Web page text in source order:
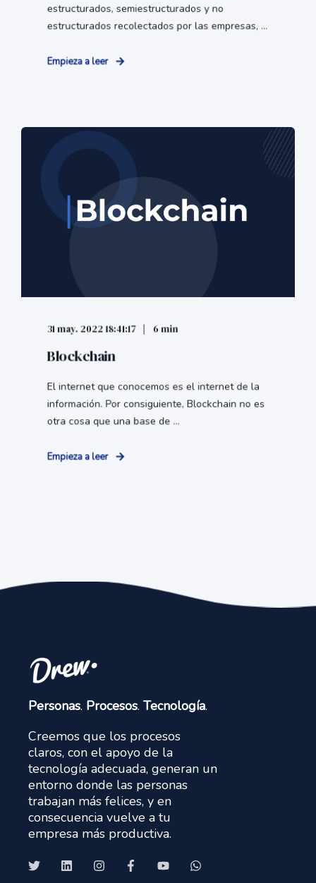
estructurados, semiestructurados y no
estructurados recolectados por las empresas, ...
Empieza a leer
31 may. 2022 18:41:17 6 min
Blockchain
El internet que conocemos es el internet de la
información. Por consiguiente, Blockchain no es
otra cosa que una base de ...
Empieza a leer
Personas. Procesos. Tecnología.
Creemos que los procesos
claros, con el apoyo de la
tecnología adecuada, generan un
entorno donde las personas
trabajan más felices, y en
consecuencia vuelve a tu
empresa más productiva.